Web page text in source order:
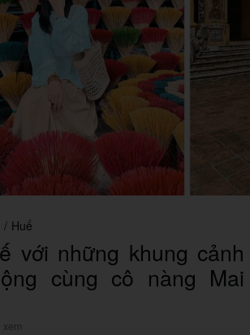
/ Huế
với những khung cảnh
cùng cô nàng Mai